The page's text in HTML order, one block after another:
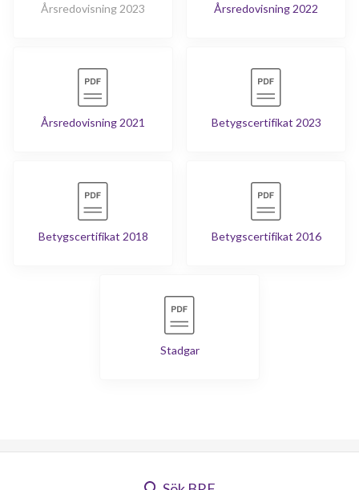
Årsredovisning 2023 Årsredovisning 2022
Årsredovisning 2021 Betygscertifikat 2023
Betygscertifikat 2018 Betygscertifikat 2016
Stadgar